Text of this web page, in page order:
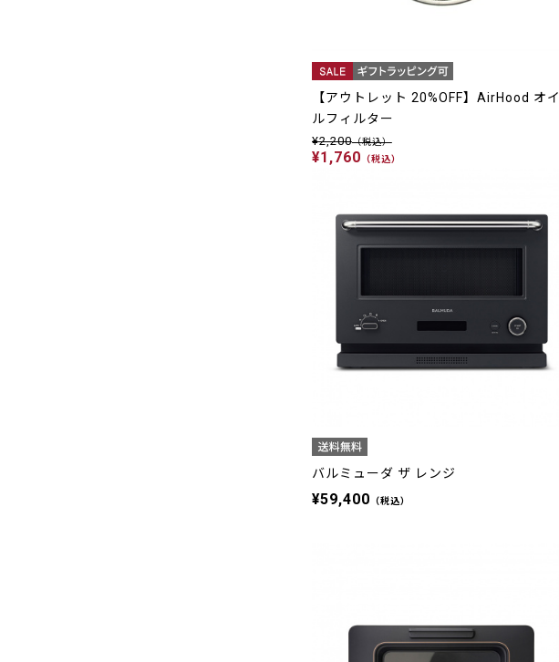
【アウトレット 20%OFF】AirHood オイ
ルフィルター
¥2,200（税込）
¥1,760 （税込）
バルミューダ ザ レンジ
¥59,400 （税込）